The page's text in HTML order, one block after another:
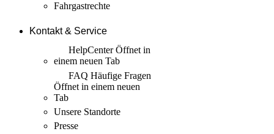
Fahrgastrechte
Kontakt & Service
HelpCenterÖffnet in
einem neuen Tab
FAQ Häufige Fragen
Öffnet in einem neuen
Tab
Unsere Standorte
Presse